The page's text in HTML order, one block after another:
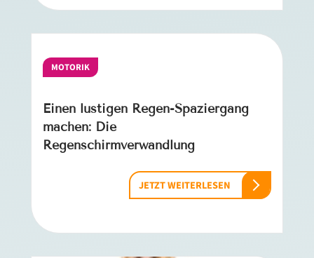
MOTORIK
Einen lustigen Regen-Spaziergang
machen: Die
Regenschirmverwandlung
JETZT WEITERLESEN